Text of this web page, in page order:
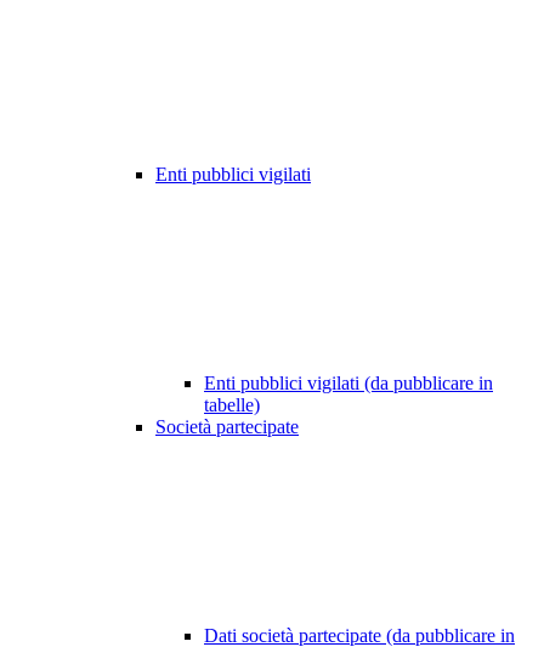
Enti pubblici vigilati
Enti pubblici vigilati (da pubblicare in
tabelle)
Società partecipate
Dati società partecipate (da pubblicare in